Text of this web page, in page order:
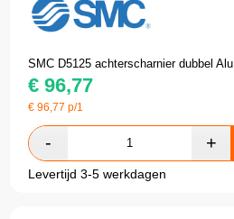
SMC D5125 achterscharnier dubbel Alu
€ 96,77
€96,77 p/1
Levertijd 3-5 werkdagen